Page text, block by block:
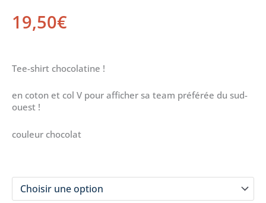
19,50€
Tee-shirt chocolatine !
en coton et col V pour afficher sa team préférée du sud-
ouest !
couleur chocolat
de